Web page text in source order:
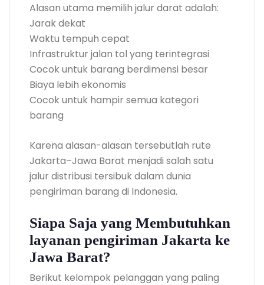
Alasan utama memilih jalur darat adalah:
Jarak dekat
Waktu tempuh cepat
Infrastruktur jalan tol yang terintegrasi
Cocok untuk barang berdimensi besar
Biaya lebih ekonomis
Cocok untuk hampir semua kategori
barang
Karena alasan-alasan tersebutlah rute
Jakarta–Jawa Barat menjadi salah satu
jalur distribusi tersibuk dalam dunia
pengiriman barang di Indonesia.
Siapa Saja yang Membutuhkan
layanan pengiriman Jakarta ke
Jawa Barat?
Berikut kelompok pelanggan yang paling